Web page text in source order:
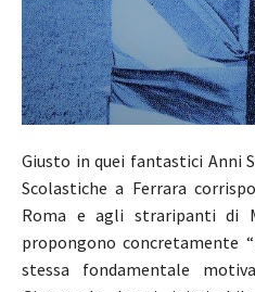
Giusto in quei fantastici Anni
Scolastiche a Ferrara
Roma e agli straripanti di
propongono concretamente
stessa fondamentale